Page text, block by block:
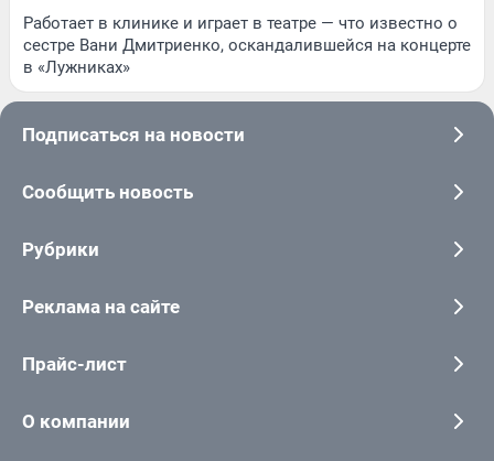
Работает в клинике и играет в театре — что известно о
сестре Вани Дмитриенко, оскандалившейся на концерте
в «Лужниках»
Подписаться на новости
Сообщить новость
Рубрики
Реклама на сайте
Прайс-лист
О компании